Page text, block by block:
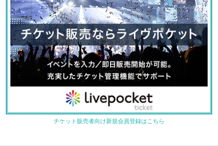
チケット販売者向け新規会員登録はこちら